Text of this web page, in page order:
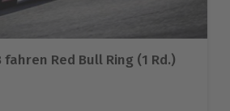
Red Bull Ring (1 Rd.)